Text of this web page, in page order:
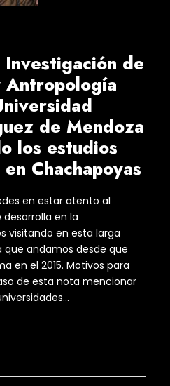
de
de Mendoza
los estudios
Chachapoyas
en estar atento al
en la
visitando en esta larga
que andamos desde que
en el 2015. Motivos para
de esta nota mencionar